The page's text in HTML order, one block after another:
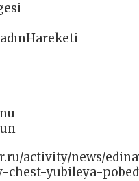
activity/news/
chest-yubileya-